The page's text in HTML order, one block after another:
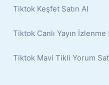
Tiktok Keşfet Satın Al
Tiktok Canlı Yayın İzlenme
Tiktok Mavi Tikli Yorum